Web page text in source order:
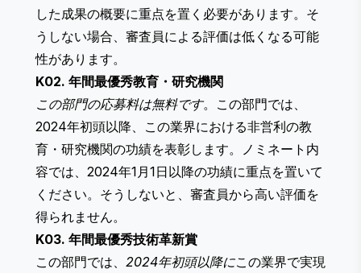
した成果の概要に重点を置く必要があります。そ
うしない場合、審査員による評価は低くなる可能
性があります。
K02. 年間最優秀教育・研究機関
この部門の応募料は無料です。この部門では、
2024年初頭以降、この業界における非営利の教
育・研究機関の功績を表彰します。ノミネート内
容では、2024年1月1日以降の功績に重点を置いて
ください。そうしないと、審査員から高い評価を
得られません。
K03. 年間最優秀技術革新賞
この部門では、 2024年初頭以降にこの業界で実現